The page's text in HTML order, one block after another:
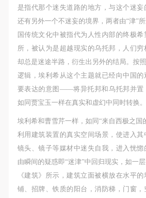
是指代那个迷失道路的地方，与这个迷妄
还有另外一个不迷妄的境界，两者由“津”
国传统文化中被指代为人性内部的终极希
所，被认为是超越现实的乌托邦，人们穷
却总是迷途半路，衍生出另外的结局。按
逻辑，埃利希从这个主题就已经向中国的
要表达的意图——将异托邦和乌托邦并置
如同贾宝玉一样在真实和虚幻中同时转换。
埃利希和曹雪芹一样，如同“来自西极之国
利用建筑装置的真实空间场景，使进入其
镜头、镜子等媒材中迷失自我，进入恍
由瞬间的疑惑即“迷津”中回归现实，如一
《建筑》所示，建筑立面被横放在水平
铺、招牌、铁质的阳台，消防梯，门窗